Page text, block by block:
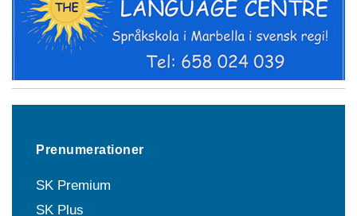
Prenumerationer
SK Premium
SK Plus